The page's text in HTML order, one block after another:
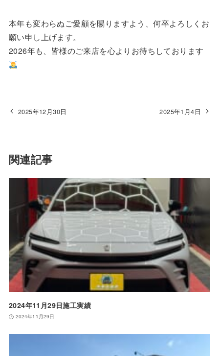
本年も変わらぬご愛顧を賜りますよう、何卒よろしくお
願い申し上げます。
2026年も、皆様のご来店を心よりお待ちしております
2025年12月30日 2025年1月4日
関連記事
2024年11月29日施工実績
2024年11月29日